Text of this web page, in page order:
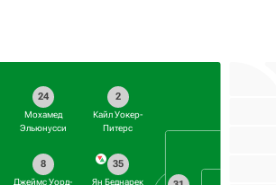
2
Кайл Уокер-
Питерс
35
Ян Беднарек
24
Мохамед
Эльюнусси
8
Джеймс Уорд-